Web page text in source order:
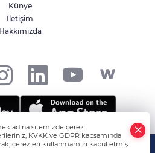
çocuklar yazı bilim ve sanatla
Künye
İletişim
Hakkımızda
projesidir Copyright© 2006-
adına sitemizde çerez
KVKK ve GDPR kapsamında
çerezleri kullanmamızı kabul etmiş